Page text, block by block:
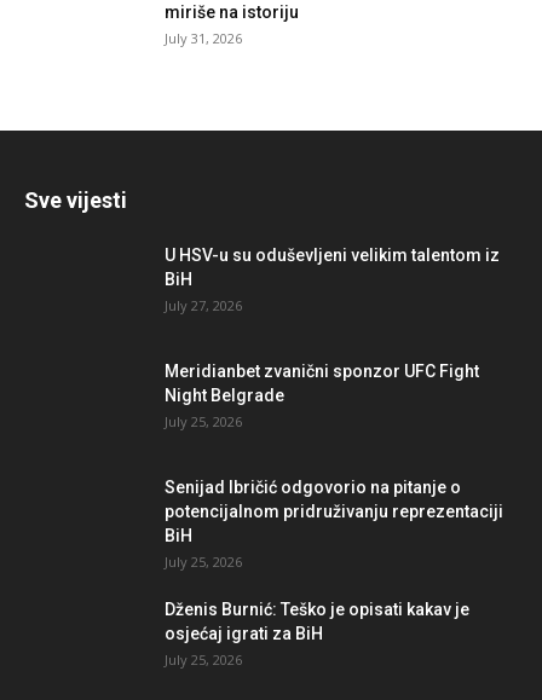
miriše na istoriju
July 31, 2026
Sve vijesti
U HSV-u su oduševljeni velikim talentom iz
BiH
July 27, 2026
Meridianbet zvanični sponzor UFC Fight
Night Belgrade
July 25, 2026
Senijad Ibričić odgovorio na pitanje o
potencijalnom pridruživanju reprezentaciji
BiH
July 25, 2026
Dženis Burnić: Teško je opisati kakav je
osjećaj igrati za BiH
July 25, 2026